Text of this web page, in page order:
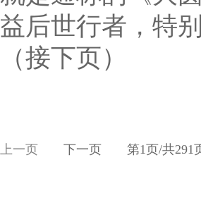
益后世行者，特
（接下页）
上一页 下一页 第1页/共291